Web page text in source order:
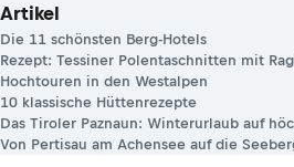
Artikel
Die 11 schönsten Berg-Hotels
Rezept: Tessiner Polentaschnitten mit
Hochtouren in den Westalpen
10 klassische Hüttenrezepte
Das Tiroler Paznaun: Winterurlaub auf
Von Pertisau am Achensee auf die